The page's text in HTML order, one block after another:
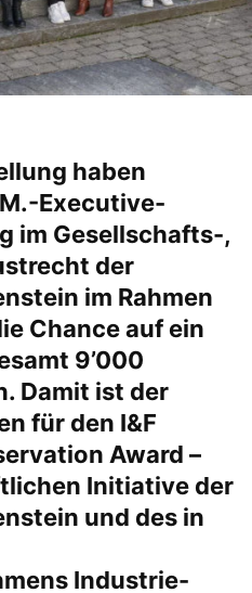
haben
Executive-
im Gesellschafts-,
der
im Rahmen
Chance auf ein
9’000
Damit ist der
für den I&F
Award –
Initiative der
und des in
Industrie-